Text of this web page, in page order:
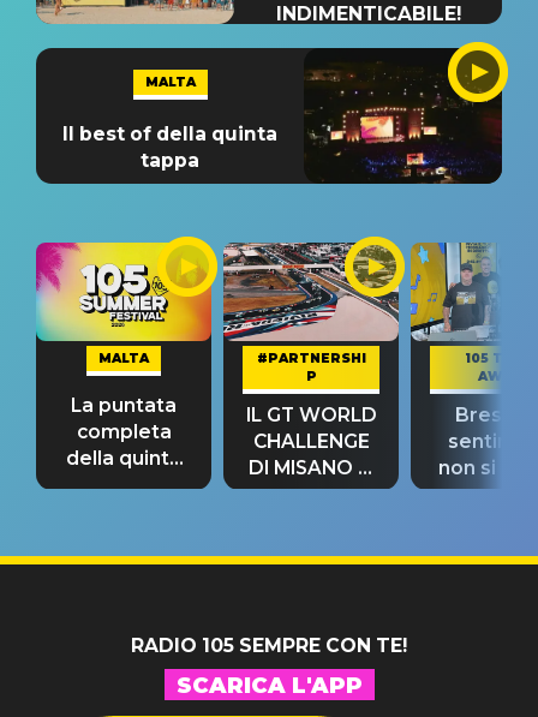
INDIMENTICABILE!
MALTA
Il best of della quinta
tappa
MALTA
La puntata
completa
della quinta
tappa
#PARTNERSHI
P
IL GT WORLD
CHALLENGE
DI MISANO si
riconferma
105 TAKE
AWAY
Bresh:
non si
fino alla
RADIO 105 SEMPRE CON TE!
SCARICA L'APP